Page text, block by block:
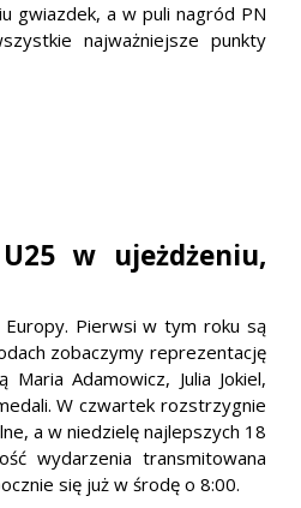
gwiazdek, a w puli nagród PN
najważniejsze punkty
w ujeżdżeniu,
Pierwsi w tym roku są
zobaczymy reprezentację
Adamowicz, Julia Jokiel,
W czwartek rozstrzygnie
a w niedzielę najlepszych 18
wydarzenia transmitowana
się już w środę o 8:00.